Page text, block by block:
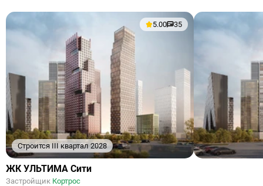
Строится III квартал 2028
5.00 35
ЖК УЛЬТИМА Сити
Застройщик Кортрос